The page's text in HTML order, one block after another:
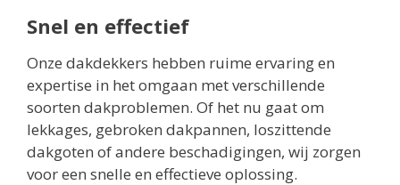
Snel en effectief
Onze dakdekkers hebben ruime ervaring en
expertise in het omgaan met verschillende
soorten dakproblemen. Of het nu gaat om
lekkages, gebroken dakpannen, loszittende
dakgoten of andere beschadigingen, wij zorgen
voor een snelle en effectieve oplossing.